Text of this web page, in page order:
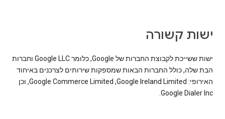
ישות קשורה
ישות ששייכת לקבוצת החברות של Google, כלומר Google LLC וחברות
הבת שלה, כולל החברות הבאות שמספקות שירותים לצרכנים באיחוד
האירופי: Google Ireland Limited,‏ Google Commerce Limited, וכן
Google Dialer Inc.